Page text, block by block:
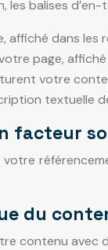
balises
affiché dans les
page,
votre
textuelle
facteur
votre
du
contenu